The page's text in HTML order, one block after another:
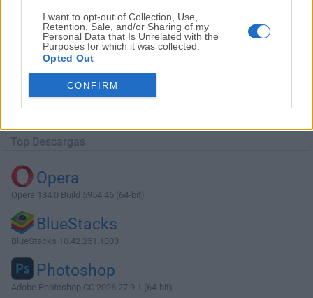
I want to opt-out of Collection, Use,
Retention, Sale, and/or Sharing of my
Personal Data that Is Unrelated with the
Purposes for which it was collected.
Opted Out
CONFIRM
Descargar MongoDB Compass 1.40.4
Top Descargas
Opera
Opera 134.0 Build 5954.46 (64-bit)
BlueStacks
BlueStacks 10.42.251.1003
Photoshop
Adobe Photoshop CC 2026 27.9.1 (64-bit)